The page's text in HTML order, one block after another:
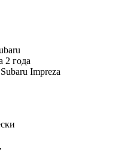
2 года
Impreza